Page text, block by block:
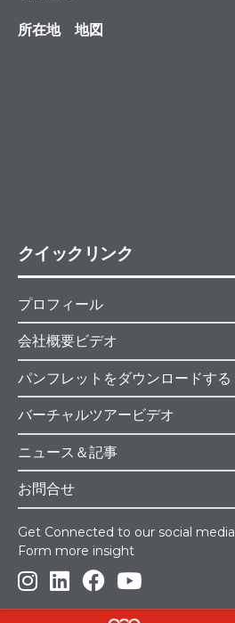
所在地 地図
クイックリンク
プロフィール
会社概要ビデオ
パンフレットをダウンロードする
バーチャルツアービデオ
ニュース＆記事
お問合せ
Get Connected to our social media
Form more insight